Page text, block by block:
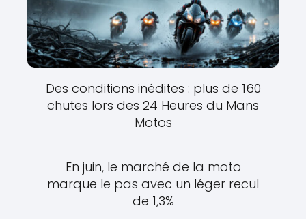
Des conditions inédites : plus de 160
chutes lors des 24 Heures du Mans
Motos
En juin, le marché de la moto
marque le pas avec un léger recul
de 1,3%